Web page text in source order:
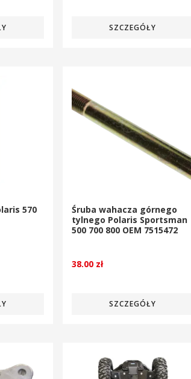
SZCZEGÓŁY
570
Śruba wahacza górnego
tylnego Polaris Sportsman
500 700 800 OEM 7515472
38.00 zł
SZCZEGÓŁY